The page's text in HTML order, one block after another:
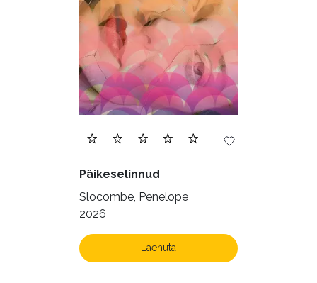
Päikeselinnud
Slocombe, Penelope
2026
Laenuta